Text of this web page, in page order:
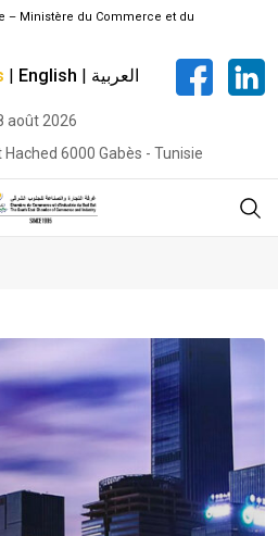
– Ministère du Commerce et du
English
العربية
août 2026
6000 Gabès - Tunisie